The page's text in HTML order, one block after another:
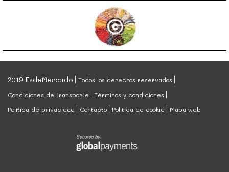
2019 EsdeMercado
Todos los derechos reservados
Condiciones de transporte
Términos y condiciones
Política de privacidad
Contacto Política de cookie Mapa web